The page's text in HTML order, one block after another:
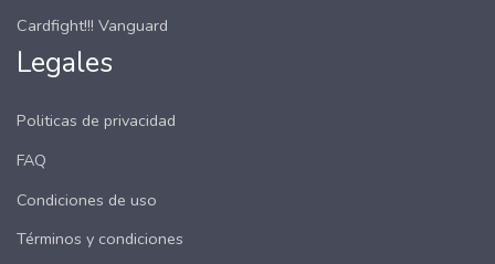
Cardfight!!! Vanguard
Legales
Politicas de privacidad
FAQ
Condiciones de uso
Términos y condiciones